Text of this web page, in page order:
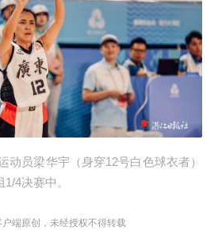
动员梁华宇（身穿12号白色球衣者）
4决赛中。
端原创，未经授权不得转载